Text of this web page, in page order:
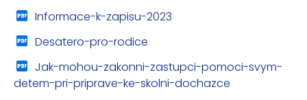
Informace-k-zapisu-2023
Desatero-pro-rodice
Jak-mohou-zakonni-zastupci-pomoci-svym-
detem-pri-priprave-ke-skolni-dochazce